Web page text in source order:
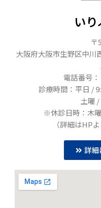
い
〒
大阪府大阪市生野区中川
電話番号：
診療時間：平日 /
土曜 /
※休診日時：木
（詳細はHP
詳細